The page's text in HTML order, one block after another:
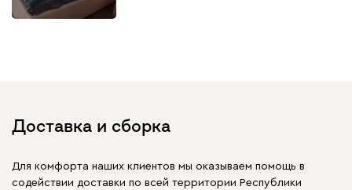
Доставка и сборка
Для комфорта наших клиентов мы оказываем помощь в
содействии доставки по всей территории Республики